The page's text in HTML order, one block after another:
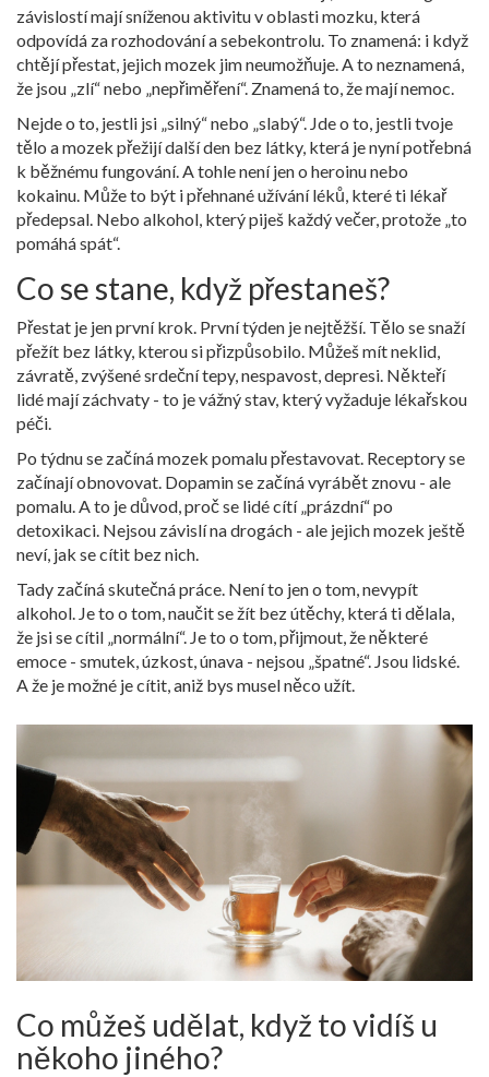
závislostí mají sníženou aktivitu v oblasti mozku, která
odpovídá za rozhodování a sebekontrolu. To znamená: i když
chtějí přestat, jejich mozek jim neumožňuje. A to neznamená,
že jsou „zlí“ nebo „nepřiměření“. Znamená to, že mají nemoc.
Nejde o to, jestli jsi „silný“ nebo „slabý“. Jde o to, jestli tvoje
tělo a mozek přežijí další den bez látky, která je nyní potřebná
k běžnému fungování. A tohle není jen o heroinu nebo
kokainu. Může to být i přehnané užívání léků, které ti lékař
předepsal. Nebo alkohol, který piješ každý večer, protože „to
pomáhá spát“.
Co se stane, když přestaneš?
Přestat je jen první krok. První týden je nejtěžší. Tělo se snaží
přežít bez látky, kterou si přizpůsobilo. Můžeš mít neklid,
závratě, zvýšené srdeční tepy, nespavost, depresi. Někteří
lidé mají záchvaty - to je vážný stav, který vyžaduje lékařskou
péči.
Po týdnu se začíná mozek pomalu přestavovat. Receptory se
začínají obnovovat. Dopamin se začíná vyrábět znovu - ale
pomalu. A to je důvod, proč se lidé cítí „prázdní“ po
detoxikaci. Nejsou závislí na drogách - ale jejich mozek ještě
neví, jak se cítit bez nich.
Tady začíná skutečná práce. Není to jen o tom, nevypít
alkohol. Je to o tom, naučit se žít bez útěchy, která ti dělala,
že jsi se cítil „normální“. Je to o tom, přijmout, že některé
emoce - smutek, úzkost, únava - nejsou „špatné“. Jsou lidské.
A že je možné je cítit, aniž bys musel něco užít.
Co můžeš udělat, když to vidíš u
někoho jiného?